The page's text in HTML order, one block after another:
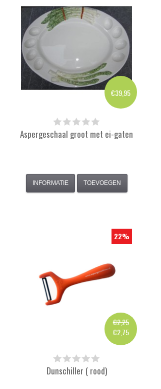
€39,95
Aspergeschaal groot met ei-gaten
INFORMATIE TOEVOEGEN
€2,25
€2,75
22%
Dunschiller ( rood)